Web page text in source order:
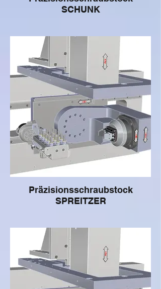
SCHUNK
Präzisionsschraubstock
SPREITZER